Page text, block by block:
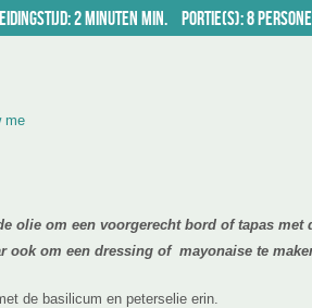
2 minuten min. Portie(s): 8
me
olie om een voorgerecht bord of tapas
ook om een dressing of mayonaise te
de basilicum en peterselie erin.